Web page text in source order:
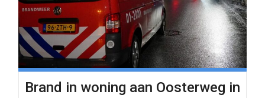
Brand in woning aan Oosterweg in